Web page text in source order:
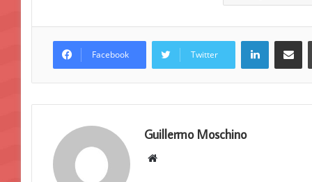
Facebook Twitter
LinkedIn
Guillermo Moschino
Sitio